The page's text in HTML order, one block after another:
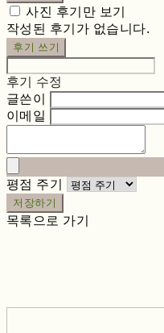
사진 후기만 보기
작성된 후기가 없습니다.
후기 쓰기
후기 수정
글쓴이
이메일
평점 주기
저장하기
목록으로 가기